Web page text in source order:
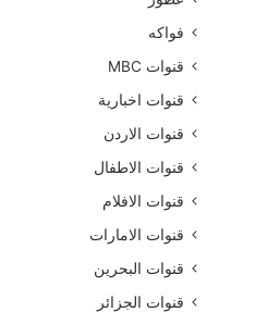
فواكه
قنوات MBC
قنوات اخبارية
قنوات الاردن
قنوات الاطفال
قنوات الافلام
قنوات الامارات
قنوات البحرين
قنوات الجزائر